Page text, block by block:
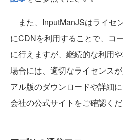
また、InputManJSはライセ
にCDNを利用することで、コ
に行えますが、継続的な利用
場合には、適切なライセンス
アル版のダウンロードや詳細
会社の公式サイトをご確認くだ